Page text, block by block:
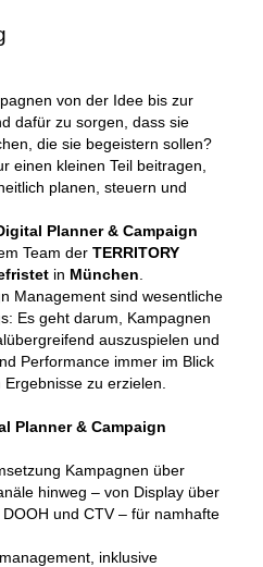
von der Idee bis zur
dafür zu sorgen, dass sie
die sie begeistern sollen?
einen kleinen Teil beitragen,
planen, steuern und
Planner & Campaign
Team der TERRITORY
in München
Management sind wesentliche
Es geht darum, Kampagnen
auszuspielen und
Performance immer im Blick
zu erzielen.
Planner & Campaign
Kampagnen über
hinweg – von Display über
und CTV – für namhafte
inklusive